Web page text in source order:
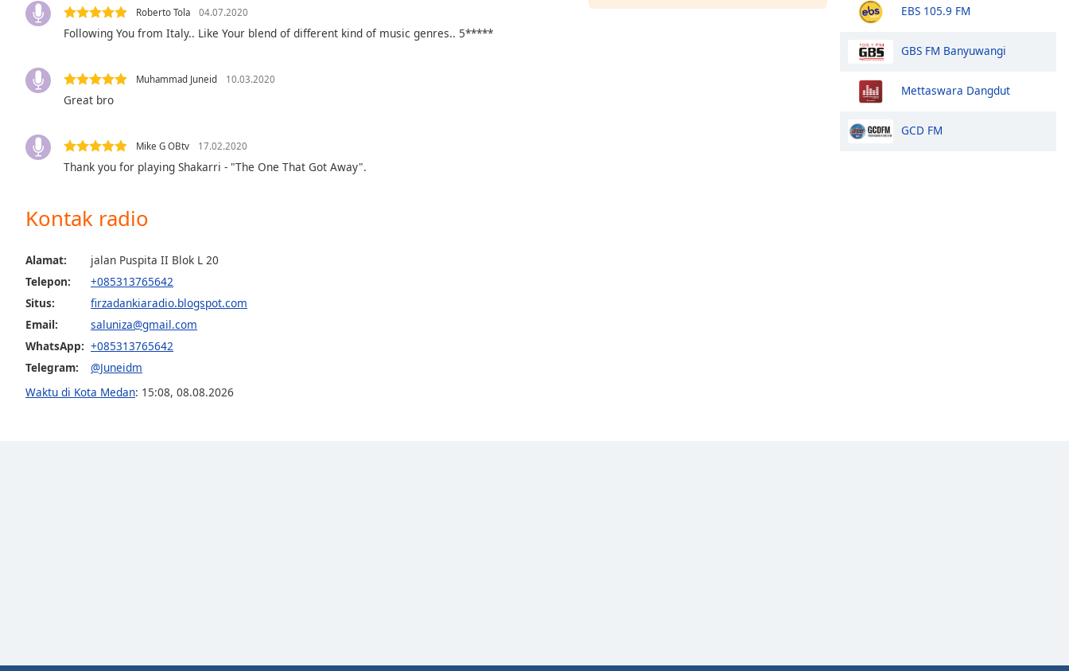
Descriptions
off,
selected
subtitles
settings,
settings
subtitles
selected
Audio
Picture-
Picture
Roberto Tola 04.07.2020
Following You from Italy.. Like Your blend of different kind of music genres.. 5*****
Muhammad Juneid 10.03.2020
Great bro
Mike G OBtv 17.02.2020
Thank you for playing Shakarri - "The One That Got Away".
Kontak radio
Alamat:
jalan Puspita II Blok L 20
Telepon:
+085313765642
Situs:
firzadankiaradio.blogspot.com
Email:
saluniza@gmail.com
WhatsApp: +085313765642
Telegram:
@Juneidm
Waktu di Kota Medan: 15:08, 08.08.2026
EBS 105.9 FM
GBS FM Banyuwangi
Mettaswara Dangdut
GCD FM